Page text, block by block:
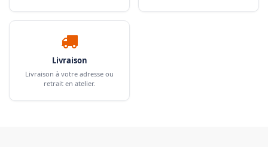
Livraison
Livraison à votre adresse ou
retrait en atelier.